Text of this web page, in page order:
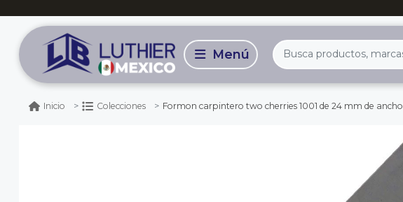
Inicio Colecciones Formon carpintero two cherries 1001 de 24 mm de ancho